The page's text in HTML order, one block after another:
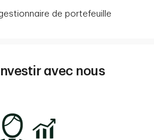
de portefeuille
avec nous